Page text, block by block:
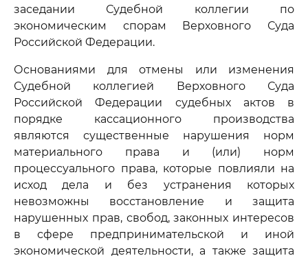
заседании Судебной коллегии по
экономическим спорам Верховного Суда
Российской Федерации.
Основаниями для отмены или изменения
Судебной коллегией Верховного Суда
Российской Федерации судебных актов в
порядке кассационного производства
являются существенные нарушения норм
материального права и (или) норм
процессуального права, которые повлияли на
исход дела и без устранения которых
невозможны восстановление и защита
нарушенных прав, свобод, законных интересов
в сфере предпринимательской и иной
экономической деятельности, а также защита